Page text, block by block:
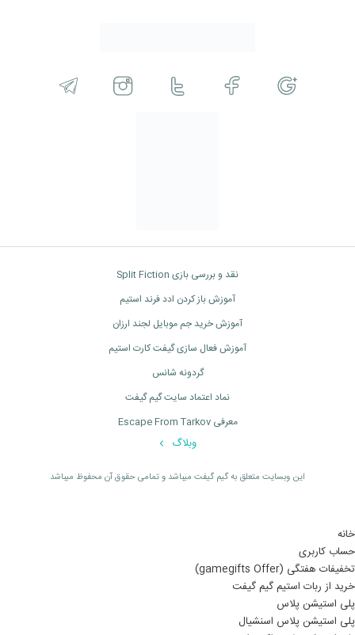
نقد و بررسی بازی Split Fiction
آموزش باز کردن ادد فرند استیم
آموزش خرید جم موبایل لجند ارزان
آموزش فعال سازی گیفت کارت استیم
گردونه شانس
نماد اعتماد سایت گیم گیفت
معرفی Escape From Tarkov
وبلاگ
اين وبسايت متعلق به گیم گیفت ميباشد و تمامی حقوق آن محفوظ ميباشد
خانه
حساب کاربری
تخفیفات هفتگی (gamegifts Offer)
خرید از ربات استیم گیم گیفت
پلی استیشن پلاس
پلی استیشن پلاس اسنشیال